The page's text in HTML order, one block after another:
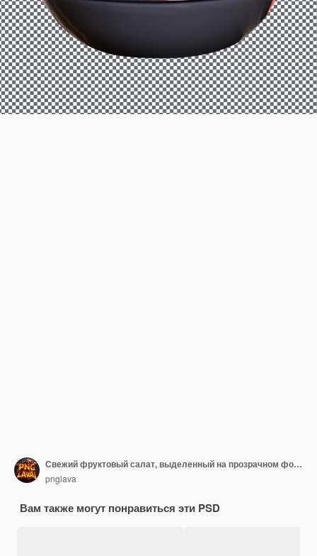
Свежий фруктовый салат, выделенный на прозрачном фоне
pnglava
Вам также могут понравиться эти PSD